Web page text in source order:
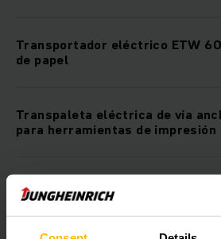
Transportador eléctrico ETW
de papel
Transpaleta eléctrica de vía
para herramientas de impresión
Industria